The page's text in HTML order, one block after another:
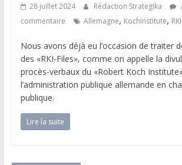
28 juillet 2024 Rédaction Strategika
commentaire
Allemagne, KochInstitute, RKI
Nous avons déjà eu l’occasion de traiter
des «RKI-Files», comme on appelle la
procès-verbaux du «Robert Koch
l’administration publique allemande en
publique.
Lire la suite